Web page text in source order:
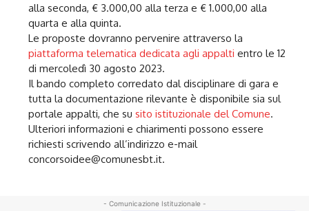
alla seconda, € 3.000,00 alla terza e € 1.000,00 alla
quarta e alla quinta.
Le proposte dovranno pervenire attraverso la
piattaforma telematica dedicata agli appalti entro le 12
di mercoledì 30 agosto 2023.
Il bando completo corredato dal disciplinare di gara e
tutta la documentazione rilevante è disponibile sia sul
portale appalti, che su sito istituzionale del Comune.
Ulteriori informazioni e chiarimenti possono essere
richiesti scrivendo all’indirizzo e-mail
concorsoidee@comunesbt.it.
- Comunicazione Istituzionale -